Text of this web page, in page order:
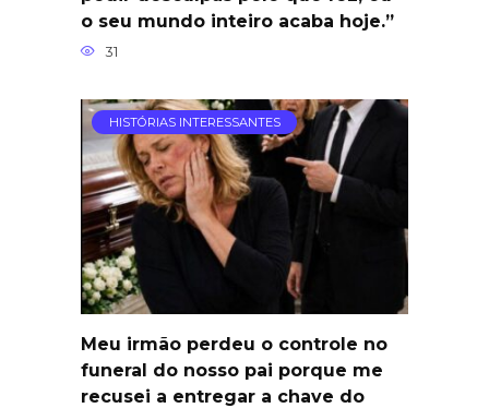
o seu mundo inteiro acaba hoje.”
31
HISTÓRIAS INTERESSANTES
Meu irmão perdeu o controle no
funeral do nosso pai porque me
recusei a entregar a chave do